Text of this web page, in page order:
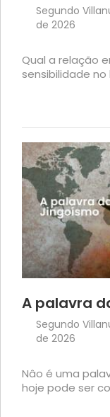
Segundo
de 2026
Qual a relação
sensibilidade
A palavra
Segundo
de 2026
Nâo é uma
hoje pode ser